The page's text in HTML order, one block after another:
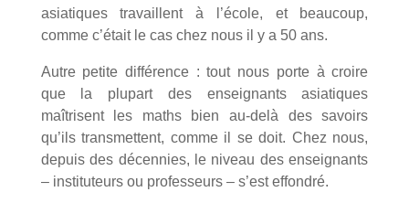
asiatiques travaillent à l’école, et beaucoup,
comme c’était le cas chez nous il y a 50 ans.
Autre petite différence : tout nous porte à croire
que la plupart des enseignants asiatiques
maîtrisent les maths bien au-delà des savoirs
qu’ils transmettent, comme il se doit. Chez nous,
depuis des décennies, le niveau des enseignants
– instituteurs ou professeurs – s’est effondré.